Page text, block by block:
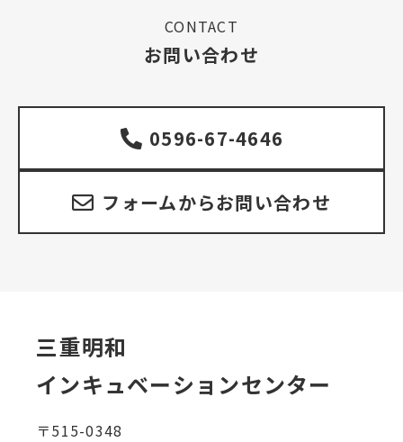
CONTACT
お問い合わせ
0596-67-4646
フォームからお問い合わせ
三重明和
インキュベーションセンター
〒515-0348